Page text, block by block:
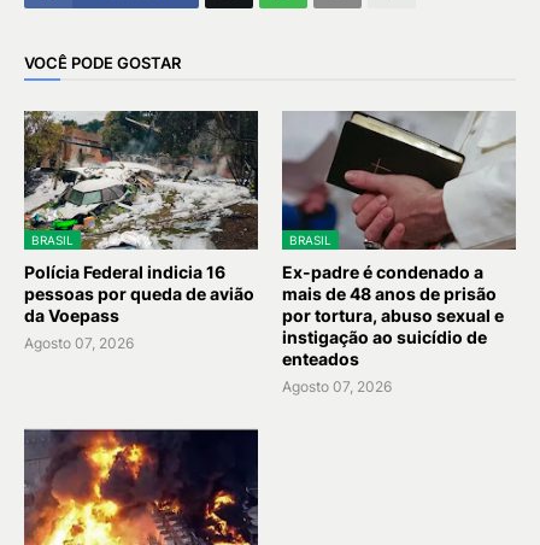
VOCÊ PODE GOSTAR
BRASIL
Polícia Federal indicia 16
pessoas por queda de avião
da Voepass
Agosto 07, 2026
BRASIL
Ex-padre é condenado a
mais de 48 anos de prisão
por tortura, abuso sexual e
instigação ao suicídio de
enteados
Agosto 07, 2026